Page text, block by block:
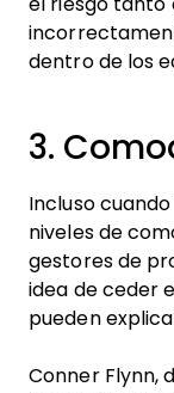
el riesgo tanto
dentro de los
3.
Incluso
niveles de
gestores de
idea de ceder
pueden
Conner Flynn,